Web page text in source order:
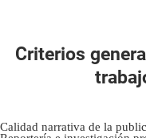
Criterios
Calidad narrativa de la